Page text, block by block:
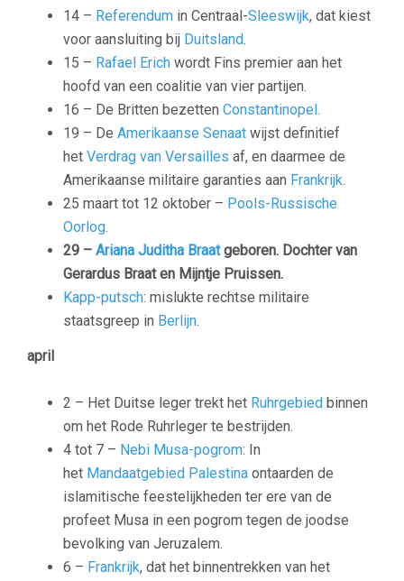
14 – Referendum in Centraal-Sleeswijk, dat kiest
voor aansluiting bij Duitsland.
15 – Rafael Erich wordt Fins premier aan het
hoofd van een coalitie van vier partijen.
16 – De Britten bezetten Constantinopel.
19 – De Amerikaanse Senaat wijst definitief
het Verdrag van Versailles af, en daarmee de
Amerikaanse militaire garanties aan Frankrijk.
25 maart tot 12 oktober – Pools-Russische
Oorlog.
29 – Ariana Juditha Braatgeboren. Dochter van
Gerardus Braat en Mijntje Pruissen.
Kapp-putsch: mislukte rechtse militaire
staatsgreep in Berlijn.
april
2 – Het Duitse leger trekt het Ruhrgebied binnen
om het Rode Ruhrleger te bestrijden.
4 tot 7 – Nebi Musa-pogrom: In
het Mandaatgebied Palestina ontaarden de
islamitische feestelijkheden ter ere van de
profeet Musa in een pogrom tegen de joodse
bevolking van Jeruzalem.
6 – Frankrijk, dat het binnentrekken van het